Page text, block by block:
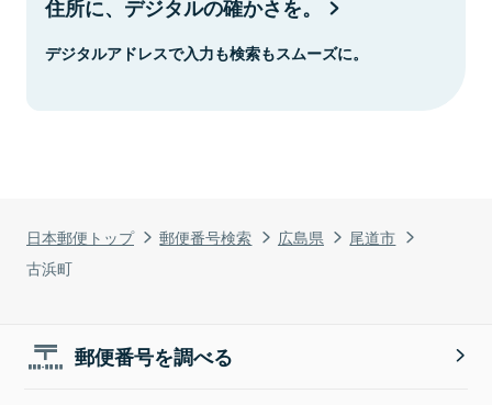
日本郵便トップ 郵便番号検索 広島県
尾道市
古浜町
住所に、デジタルの確かさを。
デジタルアドレスで入力も検索もスムーズに。
郵便番号を調べる